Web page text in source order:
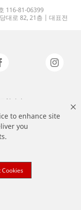
to enhance site
you
Cookies
116-81-06399
대로 82, 21층 | 대표전
입니다.